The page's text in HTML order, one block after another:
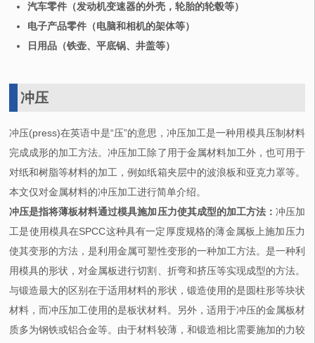
汽车零件（发动机变速器的外壳，轮胎的轮毂等）
电子产品零件（电脑和相机的架体等）
日用品（铁壶、平底锅、井盖等）
冲压
冲压(press)在英语中是“压”的意思，冲压加工是一种用模具压制材料
完成成形的加工方法。冲压加工除了用于金属材料加工外，也可用于
对纸和树脂等材料的加工，例如纸箱夹层中的波浪板和亚克力罩等。
本文仅对金属材料的冲压加工进行简单介绍。
冲压是指将薄板材料通过模具施加压力使其成型的加工方法： 冲压加
工是使用模具在SPCC这种具有一定厚度规格的薄金属板上施加压力
使其变形的方法，是利用金属可塑性变形的一种加工方法。是一种利
用模具的形状，对金属板进行切割、折弯和挤压等实现成型的方法。
与锻造最大的区别在于适用材料的形状，锻造使用的是圆柱形等块状
材料，而冲压加工使用的是板状材料。另外，适用于冲压的金属板材
质多为钢铁或铝合金等。由于材料较薄，和锻造相比需要施加的力较